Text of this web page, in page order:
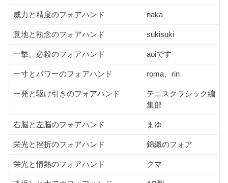
威力と精度のフォアハンド naka
意地と執念のフォアハンド sukisuki
一撃、必殺のフォアハンド aoiです
一寸とパワーのフォアハンド roma、rin
一発と駆け引きのフォアハンド
テニスクラシック編
集部
右脳と左脳のフォアハンド まゆ
栄光と挫折のフォアハンド 錦織のフォア
栄光と情熱のフォアハンド クマ